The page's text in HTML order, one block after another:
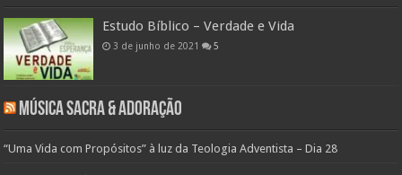
Estudo Bíblico – Verdade e Vida
3 de junho de 2021 5
Música Sacra & Adoração
“Uma Vida com Propósitos” à luz da Teologia Adventista – Dia 28